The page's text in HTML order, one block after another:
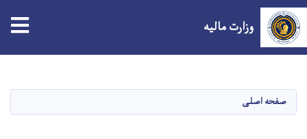
content
وزارت مالیه
صفحه اصلی